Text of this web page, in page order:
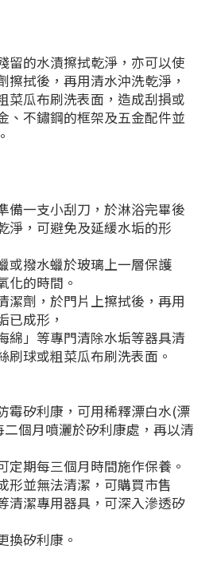
留的水漬擦拭乾淨，亦可以使
擦拭後，再用清水沖洗乾淨，
菜瓜布刷洗表面，造成刮損或
、不鏽鋼的框架及五金配件並
備一支小刮刀，於淋浴完畢後
淨，可避免及延緩水垢的形
或撥水蠟於玻璃上一層保護
化的時間。
潔劑，於門片上擦拭後，再用
已成形，
綿」等專門清除水垢等器具清
刷球或粗菜瓜布刷洗表面。
霉矽利康，可用稀釋漂白水(漂
個月噴灑於矽利康處，再以清
定期每三個月時間施作保養。
形並無法清潔，可購買市售
清潔專用器具，可深入滲透矽
換矽利康。